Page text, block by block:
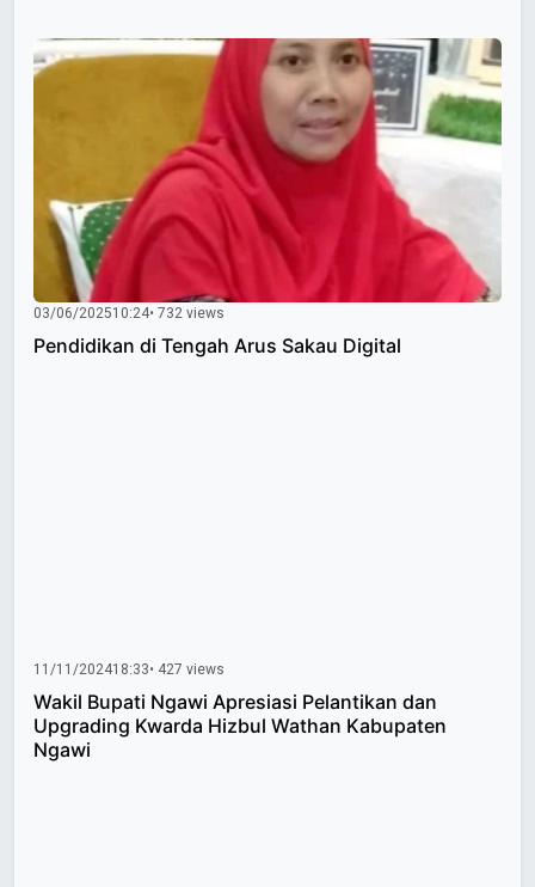
03/06/202510:24• 732 views
Pendidikan di Tengah Arus Sakau Digital
11/11/202418:33• 427 views
Wakil Bupati Ngawi Apresiasi Pelantikan dan
Upgrading Kwarda Hizbul Wathan Kabupaten
Ngawi